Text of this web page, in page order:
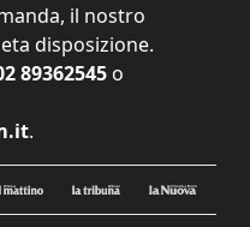
il nostro
disposizione.
89362545 o
.